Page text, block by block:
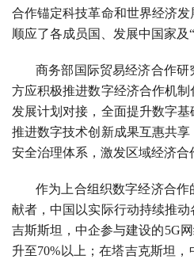
合作锚定科技革命和世界经济
顺应了各成员国、发展中国家及
商务部国际贸易经济合作
方应积极推进数字经济合作机
发展计划对接，全面提升数字
推进数字技术创新成果互惠共
安全治理体系，激发区域经济合
作为上合组织数字经济合
献者，中国以实际行动持续推
吉斯斯坦，中企参与建设的5G
升至70%以上；在塔吉克斯坦